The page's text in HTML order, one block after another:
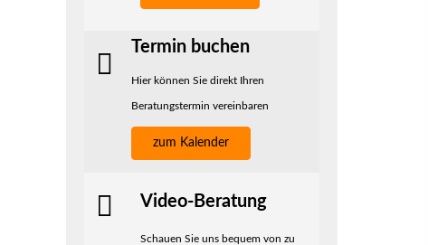
Termin buchen
Hier können Sie direkt Ihren
Beratungstermin vereinbaren
zum Kalender
Video-Beratung
Schauen Sie uns bequem von zu